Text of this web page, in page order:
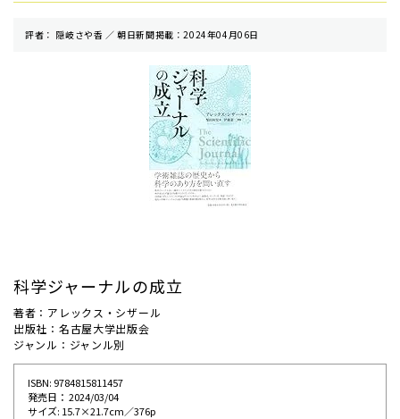
評者： 隠岐さや香 ／ 朝⽇新聞掲載：2024年04月06日
科学ジャーナルの成立
著者：アレックス・シザール
出版社：名古屋大学出版会
ジャンル：ジャンル別
ISBN: 9784815811457
発売⽇： 2024/03/04
サイズ: 15.7×21.7cm／376p